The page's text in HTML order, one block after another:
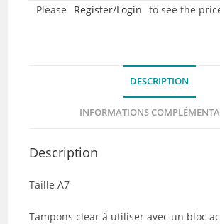
Please Register/Login to see the
DESCRIPTION
INFORMATIONS
Description
Taille A7
Tampons clear à utiliser avec un bloc